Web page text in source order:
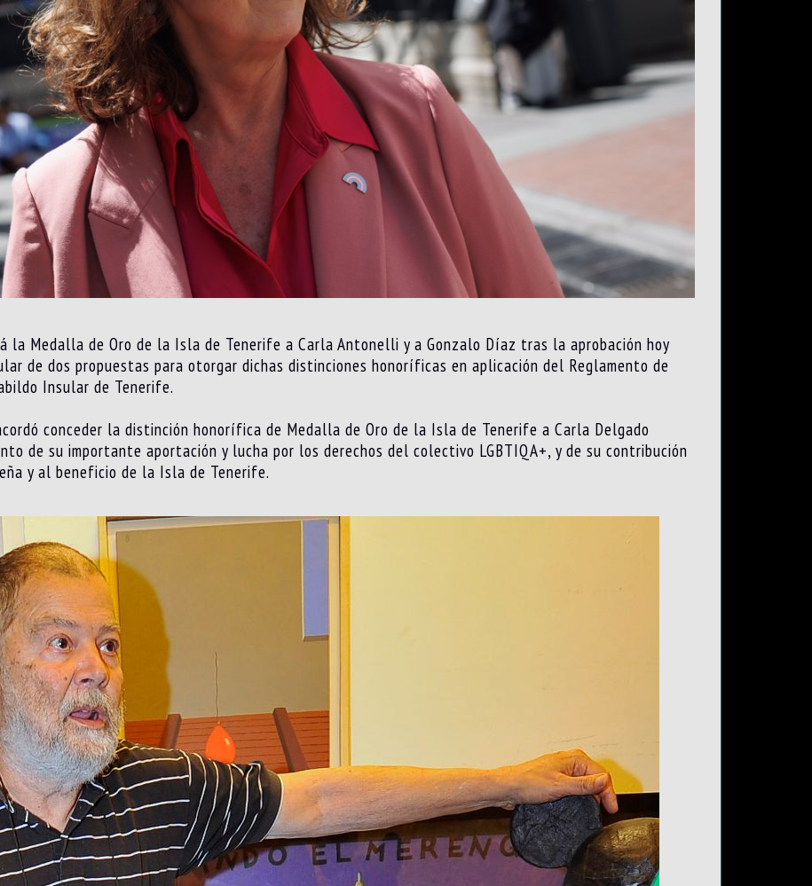
la Medalla de Oro de la Isla de Tenerife a Carla Antonelli y a Gonzalo Díaz tras la aprobación hoy
de dos propuestas para otorgar dichas distinciones honoríficas en aplicación del Reglamento de
Insular de Tenerife.
conceder la distinción honorífica de Medalla de Oro de la Isla de Tenerife a Carla Delgado
de su importante aportación y lucha por los derechos del colectivo LGBTIQA+, y de su contribución
y al beneficio de la Isla de Tenerife.